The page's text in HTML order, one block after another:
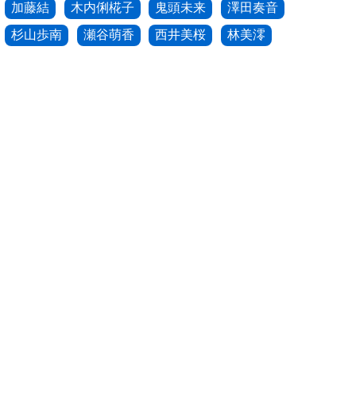
加藤結
木内俐椛子 鬼頭未来
澤田奏音
杉山歩南
瀬谷萌香 西井美桜 林美澪